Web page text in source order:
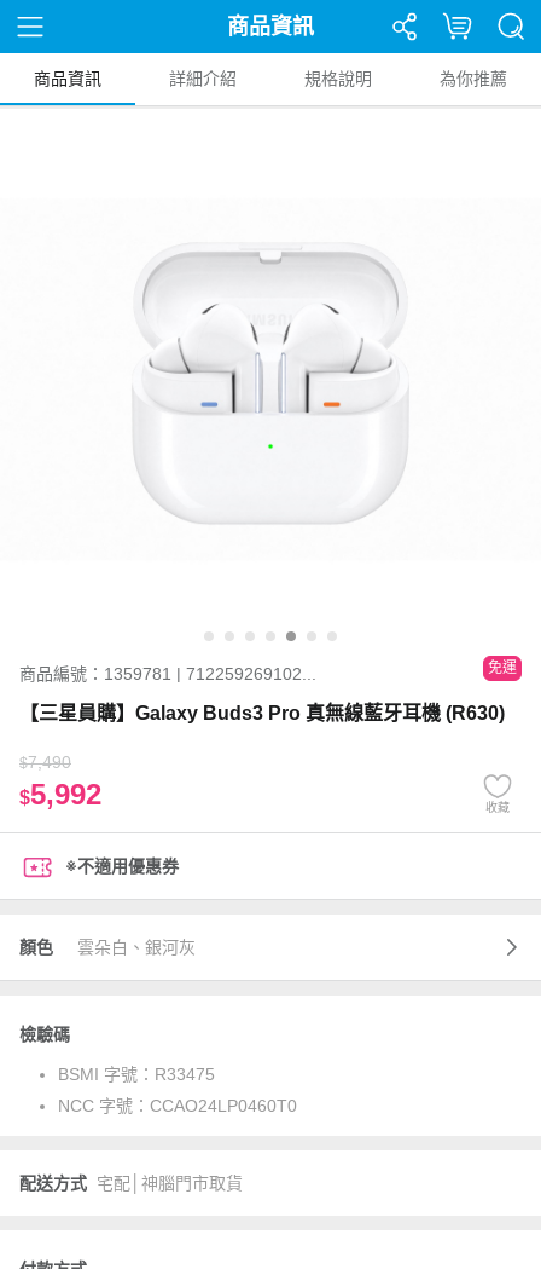
商品資訊
商品資訊 詳細介紹 規格說明 為你推薦
商品編號：1359781 | 712259269102... 免運
【三星員購】Galaxy Buds3 Pro 真無線藍牙耳機 (R630)
$7,490
$5,992 收藏
※不適用優惠券
顏色 雲朵白、銀河灰
檢驗碼
BSMI 字號： R33475
NCC 字號： CCAO24LP0460T0
配送方式 宅配│神腦門市取貨